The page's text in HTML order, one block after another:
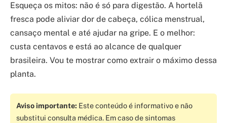
Esqueça os mitos: não é só para digestão. A hortelã
fresca pode aliviar dor de cabeça, cólica menstrual,
cansaço mental e até ajudar na gripe. E o melhor:
custa centavos e está ao alcance de qualquer
brasileira. Vou te mostrar como extrair o máximo dessa
planta.
Aviso importante: Este conteúdo é informativo e não
substitui consulta médica. Em caso de sintomas